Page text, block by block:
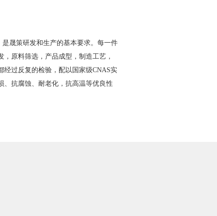
晟策研发和生产的基本要求。每一件
原料筛选，产品成型，制造工艺，
经过反复的检验，配以国家级CNAS实
、抗腐蚀、耐老化，抗高温等优良性